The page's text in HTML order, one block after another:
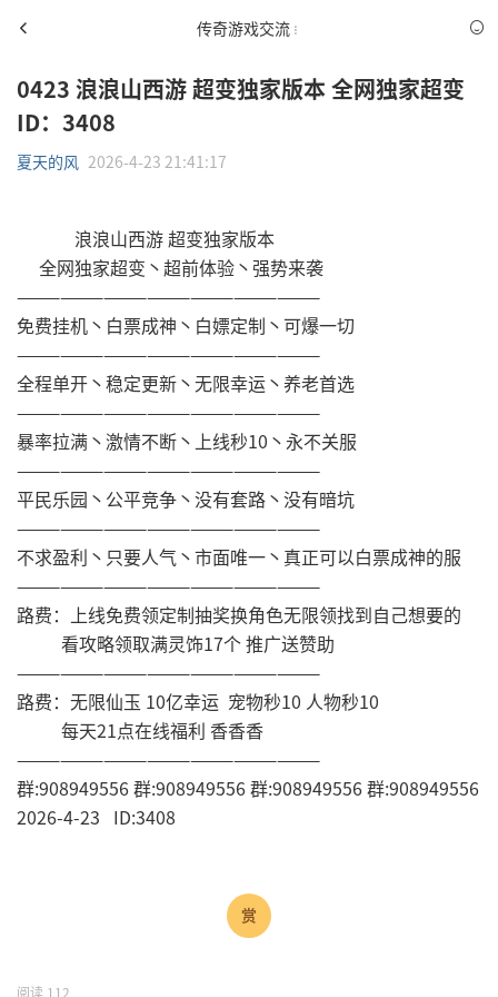
传奇游戏交流
0423 浪浪山西游 超变独家版本 全网独家超变
ID：3408
夏天的风 2026-4-23 21:41:17
浪浪山西游 超变独家版本
全网独家超变丶超前体验丶强势来袭
—————————————————————
免费挂机丶白票成神丶白嫖定制丶可爆一切
—————————————————————
全程单开丶稳定更新丶无限幸运丶养老首选
—————————————————————
暴率拉满丶激情不断丶上线秒10丶永不关服
—————————————————————
平民乐园丶公平竞争丶没有套路丶没有暗坑
—————————————————————
不求盈利丶只要人气丶市面唯一丶真正可以白票成神的服
—————————————————————
路费：上线免费领定制抽奖换角色无限领找到自己想要的
看攻略领取满灵饰17个 推广送赞助
—————————————————————
路费：无限仙玉 10亿幸运 宠物秒10 人物秒10
每天21点在线福利 香香香
—————————————————————
群:908949556 群:908949556 群:908949556 群:908949556
2026-4-23 ID:3408
阅读 112